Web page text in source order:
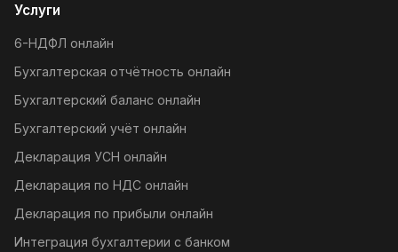
Услуги
6-НДФЛ онлайн
Бухгалтерская отчётность онлайн
Бухгалтерский баланс онлайн
Бухгалтерский учёт онлайн
Декларация УСН онлайн
Декларация по НДС онлайн
Декларация по прибыли онлайн
Интеграция бухгалтерии с банком